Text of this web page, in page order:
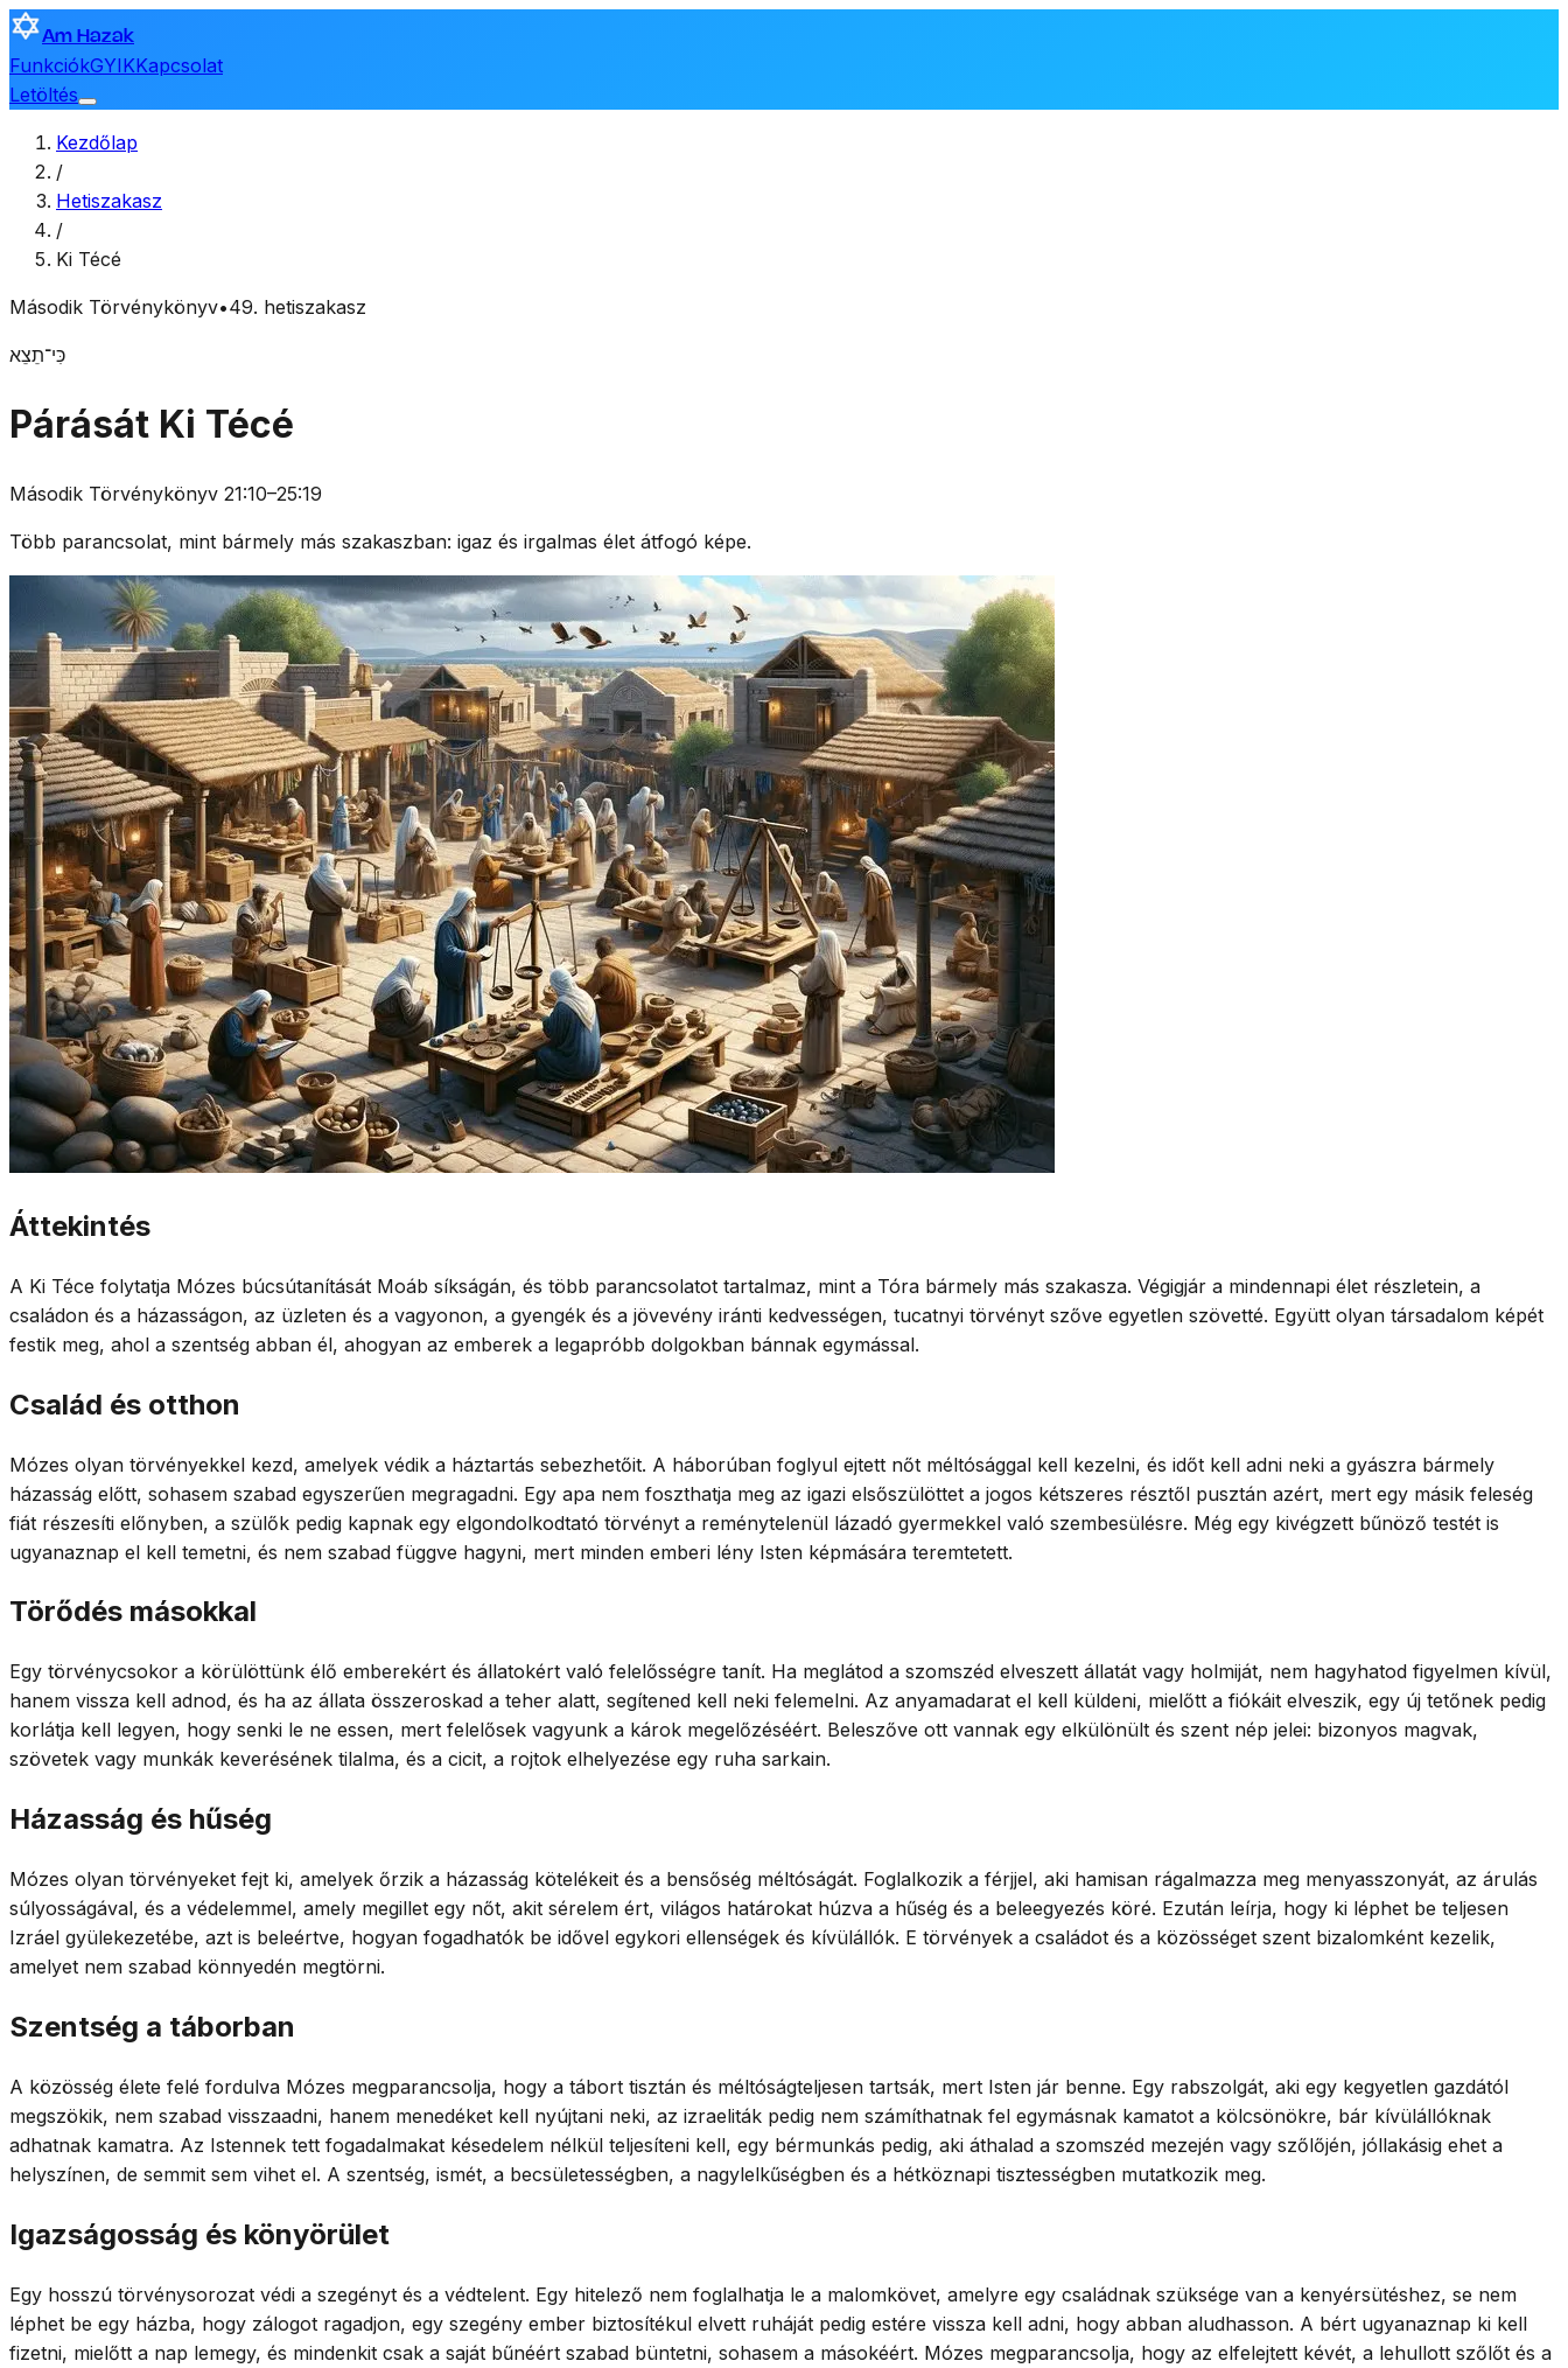
Am Hazak
FunkciókGYIKKapcsolat
Letöltés
Kezdőlap
/
Hetiszakasz
/
Ki Técé
Második Törvénykönyv•49. hetiszakasz
כִּי־תֵצֵא
Párását Ki Técé
Második Törvénykönyv 21:10–25:19
Több parancsolat, mint bármely más szakaszban: igaz és irgalmas élet átfogó képe.
Áttekintés
A Ki Téce folytatja Mózes búcsútanítását Moáb síkságán, és több parancsolatot tartalmaz, mint a Tóra bármely más szakasza. Végigjár a mindennapi élet részletein, a
családon és a házasságon, az üzleten és a vagyonon, a gyengék és a jövevény iránti kedvességen, tucatnyi törvényt szőve egyetlen szövetté. Együtt olyan társadalom képét
festik meg, ahol a szentség abban él, ahogyan az emberek a legapróbb dolgokban bánnak egymással.
Család és otthon
Mózes olyan törvényekkel kezd, amelyek védik a háztartás sebezhetőit. A háborúban foglyul ejtett nőt méltósággal kell kezelni, és időt kell adni neki a gyászra bármely
házasság előtt, sohasem szabad egyszerűen megragadni. Egy apa nem foszthatja meg az igazi elsőszülöttet a jogos kétszeres résztől pusztán azért, mert egy másik feleség
fiát részesíti előnyben, a szülők pedig kapnak egy elgondolkodtató törvényt a reménytelenül lázadó gyermekkel való szembesülésre. Még egy kivégzett bűnöző testét is
ugyanaznap el kell temetni, és nem szabad függve hagyni, mert minden emberi lény Isten képmására teremtetett.
Törődés másokkal
Egy törvénycsokor a körülöttünk élő emberekért és állatokért való felelősségre tanít. Ha meglátod a szomszéd elveszett állatát vagy holmiját, nem hagyhatod figyelmen kívül,
hanem vissza kell adnod, és ha az állata összeroskad a teher alatt, segítened kell neki felemelni. Az anyamadarat el kell küldeni, mielőtt a fiókáit elveszik, egy új tetőnek pedig
korlátja kell legyen, hogy senki le ne essen, mert felelősek vagyunk a károk megelőzéséért. Beleszőve ott vannak egy elkülönült és szent nép jelei: bizonyos magvak,
szövetek vagy munkák keverésének tilalma, és a cicit, a rojtok elhelyezése egy ruha sarkain.
Házasság és hűség
Mózes olyan törvényeket fejt ki, amelyek őrzik a házasság kötelékeit és a bensőség méltóságát. Foglalkozik a férjjel, aki hamisan rágalmazza meg menyasszonyát, az árulás
súlyosságával, és a védelemmel, amely megillet egy nőt, akit sérelem ért, világos határokat húzva a hűség és a beleegyezés köré. Ezután leírja, hogy ki léphet be teljesen
Izráel gyülekezetébe, azt is beleértve, hogyan fogadhatók be idővel egykori ellenségek és kívülállók. E törvények a családot és a közösséget szent bizalomként kezelik,
amelyet nem szabad könnyedén megtörni.
Szentség a táborban
A közösség élete felé fordulva Mózes megparancsolja, hogy a tábort tisztán és méltóságteljesen tartsák, mert Isten jár benne. Egy rabszolgát, aki egy kegyetlen gazdától
megszökik, nem szabad visszaadni, hanem menedéket kell nyújtani neki, az izraeliták pedig nem számíthatnak fel egymásnak kamatot a kölcsönökre, bár kívülállóknak
adhatnak kamatra. Az Istennek tett fogadalmakat késedelem nélkül teljesíteni kell, egy bérmunkás pedig, aki áthalad a szomszéd mezején vagy szőlőjén, jóllakásig ehet a
helyszínen, de semmit sem vihet el. A szentség, ismét, a becsületességben, a nagylelkűségben és a hétköznapi tisztességben mutatkozik meg.
Igazságosság és könyörület
Egy hosszú törvénysorozat védi a szegényt és a védtelent. Egy hitelező nem foglalhatja le a malomkövet, amelyre egy családnak szüksége van a kenyérsütéshez, se nem
léphet be egy házba, hogy zálogot ragadjon, egy szegény ember biztosítékul elvett ruháját pedig estére vissza kell adni, hogy abban aludhasson. A bért ugyanaznap ki kell
fizetni, mielőtt a nap lemegy, és mindenkit csak a saját bűnéért szabad büntetni, sohasem a másokéért. Mózes megparancsolja, hogy az elfelejtett kévét, a lehullott szőlőt és a